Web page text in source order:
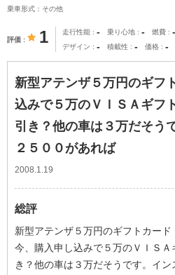
乗車形式：その他
評価 1 走行性能 - 乗り心地 - 燃費 -
デザイン - 積載性 - 価格 -
新型アテンザ５万円のギフ
込みで５万のＶＩＳＡギフ
引き？他の車は３万だそう
２５００があれば
2008.1.19
総評
新型アテンザ５万円のギフトカード
今、購入申し込みで５万のＶＩＳＡ
き？他の車は３万だそうです。イ